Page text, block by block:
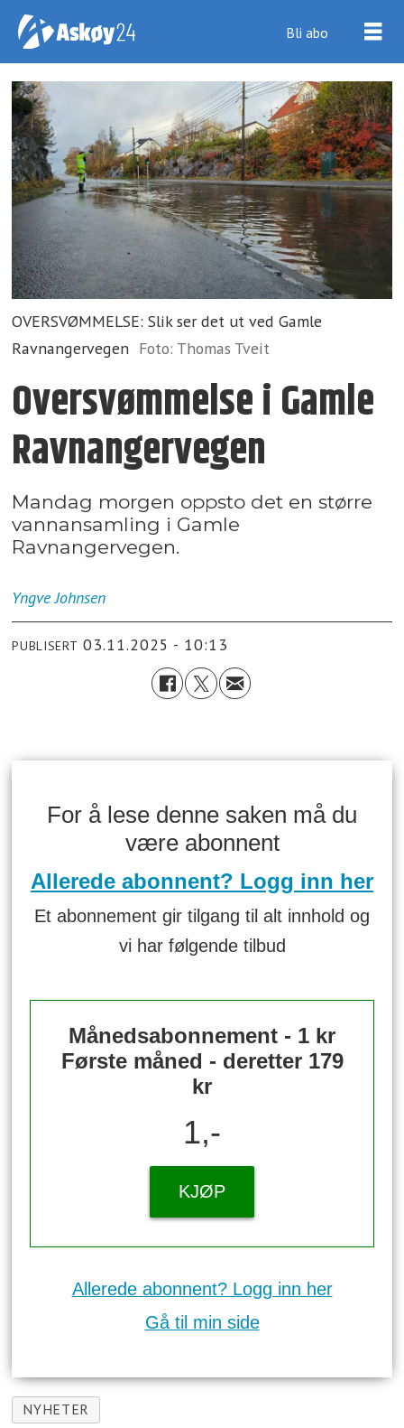
Bli abo
OVERSVØMMELSE: Slik ser det ut ved Gamle
Ravnangervegen Foto: Thomas Tveit
Oversvømmelse i Gamle
Ravnangervegen
Mandag morgen oppsto det en større
vannansamling i Gamle
Ravnangervegen.
Yngve Johnsen
PUBLISERT 03.11.2025 - 10:13
For å lese denne saken må du
være abonnent
Allerede abonnent? Logg inn her
Et abonnement gir tilgang til alt innhold og
vi har følgende tilbud
Månedsabonnement - 1 kr
Første måned - deretter 179
kr
1,-
KJØP
Allerede abonnent? Logg inn her
Gå til min side
NYHETER